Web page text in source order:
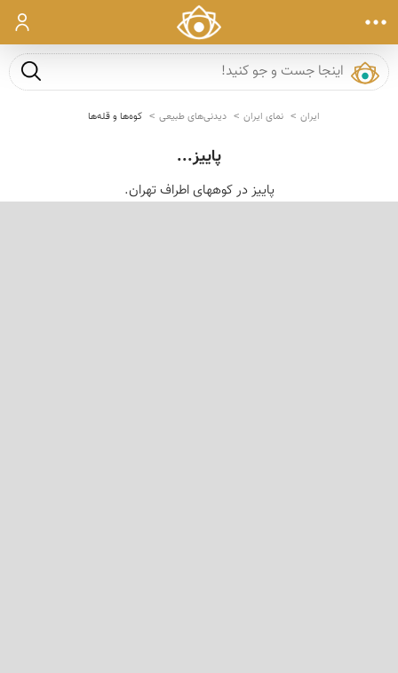
ورود
جست و
ایران نمای ایران دیدنی‌های طبیعی کوه‌ها و قله‌ها
پاییز...
پاییز در كوههای اطراف تهران.